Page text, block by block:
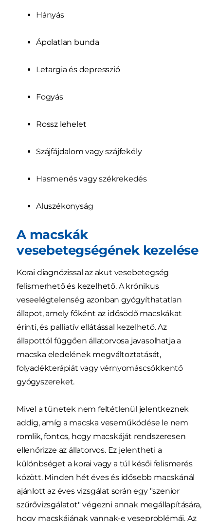
Hányás
Ápolatlan bunda
Letargia és depresszió
Fogyás
Rossz lehelet
Szájfájdalom vagy szájfekély
Hasmenés vagy székrekedés
Aluszékonyság
A macskák
vesebetegségének kezelése
Korai diagnózissal az akut vesebetegség
felismerhető és kezelhető. A krónikus
veseelégtelenség azonban gyógyíthatatlan
állapot, amely főként az idősödő macskákat
érinti, és palliatív ellátással kezelhető. Az
állapottól függően állatorvosa javasolhatja a
macska eledelének megváltoztatását,
folyadékterápiát vagy vérnyomáscsökkentő
gyógyszereket.
Mivel a tünetek nem feltétlenül jelentkeznek
addig, amíg a macska veseműködése le nem
romlik, fontos, hogy macskáját rendszeresen
ellenőrizze az állatorvos. Ez jelentheti a
különbséget a korai vagy a túl késői felismerés
között. Minden hét éves és idősebb macskánál
ajánlott az éves vizsgálat során egy "szenior
szűrővizsgálatot" végezni annak megállapítására,
hogy macskájának vannak-e veseproblémái. Az